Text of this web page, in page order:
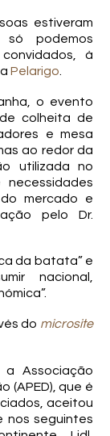
estiveram
podemos
à
Pelarigo
o evento
colheita de
e mesa
ao redor da
utilizada no
mercado e
pelo Dr.
da batata” e
nacional,
do microsite
Associação
(APED), que é
aceitou
nos seguintes